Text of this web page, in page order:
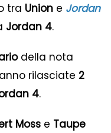
tra Union e Jordan
Jordan 4.
della nota
rilasciate 2
4.
Moss e Taupe